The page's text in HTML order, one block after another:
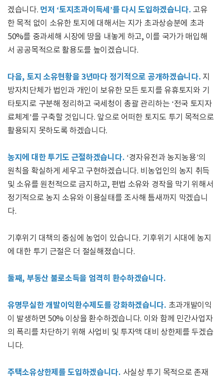
겠습니다. 먼저 ‘토지초과이득세’를 다시 도입하겠습니다. 고유
한 목적 없이 소유한 토지에 대해서는 지가 초과상승분에 초과
50%를 중과세해 시장에 땅을 내놓게 하고, 이를 국가가 매입해
서 공공목적으로 활용도를 높이겠습니다.
다음, 토지 소유현황을 3년마다 정기적으로 공개하겠습니다. 지
방자치단체가 법인과 개인이 보유한 모든 토지를 유휴토지와 기
타토지로 구분해 정리하고 국세청이 총괄 관리하는 ‘전국 토지자
료체계’를 구축할 것입니다. 앞으로 어떠한 토지도 투기 목적으로
활용되지 못하도록 하겠습니다.
농지에 대한 투기도 근절하겠습니다. ‘경자유전과 농지농용’의
원칙을 확실하게 세우고 구현하겠습니다. 비농업인의 농지 취득
및 소유를 원천적으로 금지하고, 편법 소유와 경작을 막기 위해서
정기적으로 농지 소유와 이용실태를 조사해 틈새까지 막겠습니
다.
기후위기 대책의 중심에 농업이 있습니다. 기후위기 시대에 농지
에 대한 투기 근절은 더 절실해졌습니다.
둘째, 부동산 불로소득을 엄격히 환수하겠습니다.
유명무실한 개발이익환수제도를 강화하겠습니다. 초과개발이익
이 발생하면 50% 이상을 환수하겠습니다. 이와 함께 민간사업자
의 폭리를 차단하기 위해 사업비 및 투자액 대비 상한제를 두겠습
니다.
주택소유상한제를 도입하겠습니다. 사실상 투기 목적으로 존재